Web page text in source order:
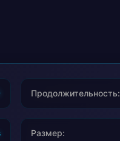
Продолжительность:
Размер: